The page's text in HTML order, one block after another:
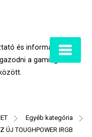
és informatív
a gaming
Egyéb kategória
ÚJ TOUGHPOWER IRGB